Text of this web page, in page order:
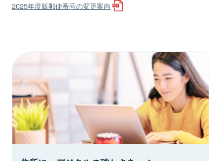
2025年度版郵便番号の変更案内